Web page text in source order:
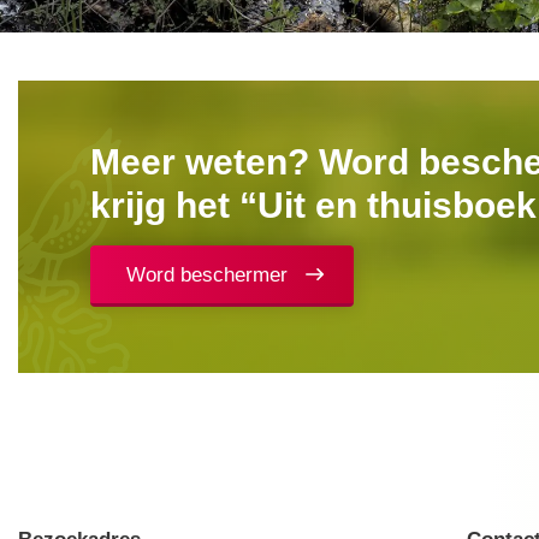
Meer weten? Word
krijg het “Uit en
Word beschermer